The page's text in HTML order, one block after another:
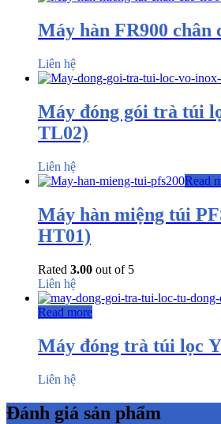
Máy hàn FR900 chân
Liên hệ
Máy đóng gói trà túi
TL02)
Liên hệ
Read
Máy hàn miệng túi
HT01)
Rated 3.00 out of 5
Liên hệ
Read more
Máy đóng trà túi lọc
Liên hệ
Đánh giá sản phẩm